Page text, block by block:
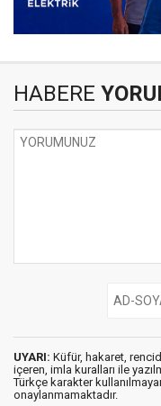
HABERE
UYARI: Küfür, hakaret,
içeren, imla kuralları ile
Türkçe karakter
onaylanmamaktadır.